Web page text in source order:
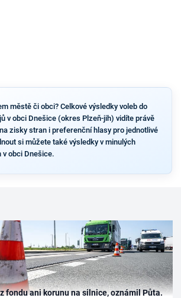
městě či obci? Celkové výsledky voleb do
v obci Dnešice (okres Plzeň-jih) vidíte právě
zisky stran i preferenční hlasy pro jednotlivé
si můžete také výsledky v minulých
v obci Dnešice.
fondu ani korunu na silnice, oznámil Půta.